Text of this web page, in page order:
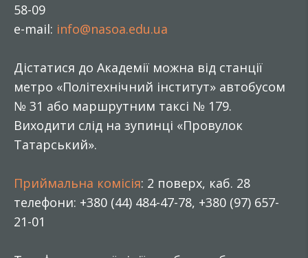
58-09
e-mail: info@nasoa.edu.ua
Дістатися до Академії можна від станції
метро «Політехнічний інститут» автобусом
№ 31 або маршрутним таксі № 179.
Виходити слід на зупинці «Провулок
Татарський».
Приймальна комісія: 2 поверх, каб. 28
телефони: +380 (44) 484-47-78, +380 (97) 657-
21-01